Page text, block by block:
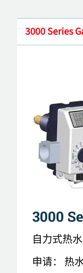
3000 Series
3000
自力式热
申请：
热